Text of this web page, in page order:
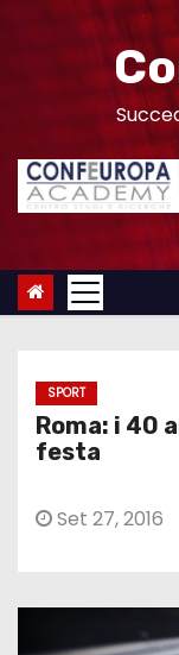
n
SPORT
Roma: i 40
festa
Set 27, 2016